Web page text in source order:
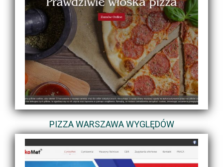
PIZZA WARSZAWA WYGLĘDÓW